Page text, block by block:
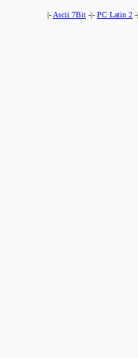
|- Ascii 7Bit -|- PC Latin 2